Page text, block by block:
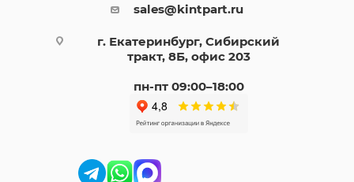
sales@kintpart.ru
г. Екатеринбург, Сибирский
тракт, 8Б, офис 203
пн-пт 09:00–18:00